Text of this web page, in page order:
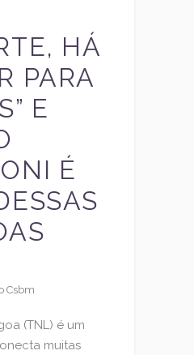
HÁ
PARA
E
É
Csbm
(TNL) é um
muitas